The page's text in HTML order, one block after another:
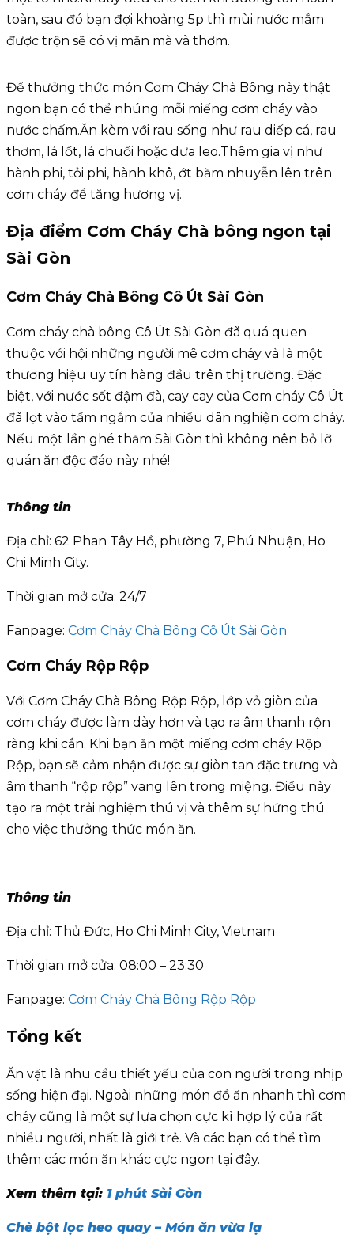
toàn, sau đó bạn đợi khoảng 5p thì mùi nước mắm
được trộn sẽ có vị mặn mà và thơm.
Để thưởng thức món Cơm Cháy Chà Bông này thật
ngon bạn có thể nhúng mỗi miếng cơm cháy vào
nước chấm.Ăn kèm với rau sống như rau diếp cá, rau
thơm, lá lốt, lá chuối hoặc dưa leo.Thêm gia vị như
hành phi, tỏi phi, hành khô, ớt băm nhuyễn lên trên
cơm cháy để tăng hương vị.
Địa điểm Cơm Cháy Chà bông ngon tại
Sài Gòn
Cơm Cháy Chà Bông Cô Út Sài Gòn
Cơm cháy chà bông Cô Út Sài Gòn đã quá quen
thuộc với hội những người mê cơm cháy và là một
thương hiệu uy tín hàng đầu trên thị trường. Đặc
biệt, với nước sốt đậm đà, cay cay của Cơm cháy Cô Út
đã lọt vào tầm ngắm của nhiều dân nghiện cơm cháy.
Nếu một lần ghé thăm Sài Gòn thì không nên bỏ lỡ
quán ăn độc đáo này nhé!
Thông tin
Địa chỉ: 62 Phan Tây Hồ, phường 7, Phú Nhuận, Ho
Chi Minh City.
Thời gian mở cửa: 24/7
Fanpage: Cơm Cháy Chà Bông Cô Út Sài Gòn
Cơm Cháy Rộp Rộp
Với Cơm Cháy Chà Bông Rộp Rộp, lớp vỏ giòn của
cơm cháy được làm dày hơn và tạo ra âm thanh rộn
ràng khi cắn. Khi bạn ăn một miếng cơm cháy Rộp
Rộp, bạn sẽ cảm nhận được sự giòn tan đặc trưng và
âm thanh “rộp rộp” vang lên trong miệng. Điều này
tạo ra một trải nghiệm thú vị và thêm sự hứng thú
cho việc thưởng thức món ăn.
Thông tin
Địa chỉ: Thủ Đức, Ho Chi Minh City, Vietnam
Thời gian mở cửa: 08:00 – 23:30
Fanpage: Cơm Cháy Chà Bông Rộp Rộp
Tổng kết
Ăn vặt là nhu cầu thiết yếu của con người trong nhịp
sống hiện đại. Ngoài những món đồ ăn nhanh thì cơm
cháy cũng là một sự lựa chọn cực kì hợp lý của rất
nhiều người, nhất là giới trẻ. Và các bạn có thể tìm
thêm các món ăn khác cực ngon tại đây.
Xem thêm tại: 1 phút Sài Gòn
Chè bột lọc heo quay – Món ăn vừa lạ